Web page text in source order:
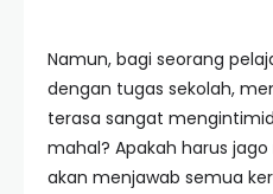
Namun, bagi seorang
dengan tugas sekolah,
terasa sangat
mahal? Apakah harus
akan menjawab semua